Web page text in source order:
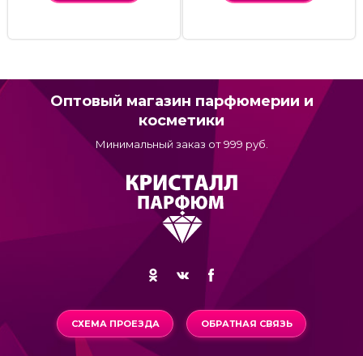
Оптовый магазин парфюмерии и
косметики
Минимальный заказ от 999 руб.
СХЕМА ПРОЕЗДА ОБРАТНАЯ СВЯЗЬ